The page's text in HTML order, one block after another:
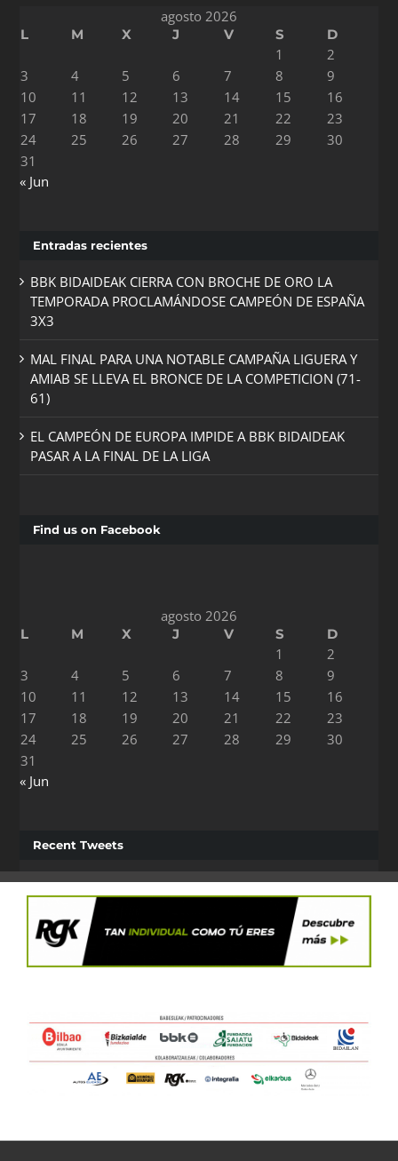
agosto 2026
L M X J V S D
1
2
3
4 5 6 7 8
9
10
11 12 13 14 15
16
17
18 19 20 21 22
23
24
25 26 27 28 29
30
31
« Jun
Entradas recientes
BBK BIDAIDEAK CIERRA CON BROCHE DE ORO LA
TEMPORADA PROCLAMÁNDOSE CAMPEÓN DE ESPAÑA
3X3
MAL FINAL PARA UNA NOTABLE CAMPAÑA LIGUERA Y
AMIAB SE LLEVA EL BRONCE DE LA COMPETICION (71-
61)
EL CAMPEÓN DE EUROPA IMPIDE A BBK BIDAIDEAK
PASAR A LA FINAL DE LA LIGA
Find us on Facebook
agosto 2026
L M X J V S D
1
2
3
4 5 6 7 8
9
10
11 12 13 14 15
16
17
18 19 20 21 22
23
24
25 26 27 28 29
30
31
« Jun
Recent Tweets